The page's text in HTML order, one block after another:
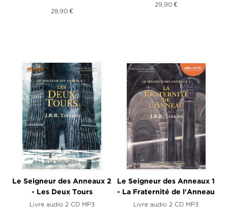
28,90 €
29,90 €
Le Seigneur des Anneaux 2
- Les Deux Tours
Livre audio 2 CD MP3
Le Seigneur des Anneaux 1
- La Fraternité de l'Anneau
Livre audio 2 CD MP3